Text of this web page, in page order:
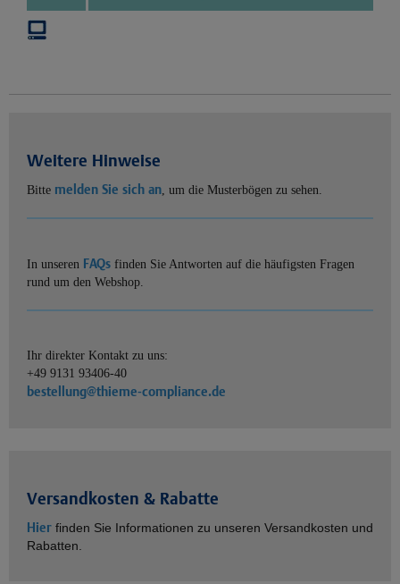
Weitere Hinweise
Bitte melden Sie sich an, um die Musterbögen zu sehen.
In unseren FAQs finden Sie Antworten auf die häufigsten Fragen
rund um den Webshop.
Ihr direkter Kontakt zu uns:
+49 9131 93406-40
bestellung@thieme-compliance.de
Versandkosten & Rabatte
Hier finden Sie Informationen zu unseren Versandkosten und
Rabatten.